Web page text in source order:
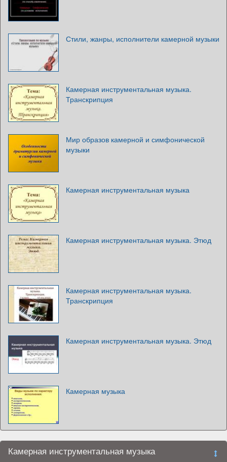
Стили, жанры, исполнители камерной музыки
Камерная инструментальная музыка.
Транскрипция
Мир образов камерной и симфонической
музыки
Камерная инструментальная музыка
Камерная инструментальная музыка. Этюд
Камерная инструментальная музыка.
Транскрипция
Камерная инструментальная музыка. Этюд
Камерная музыка
Камерная инструментальная музыка